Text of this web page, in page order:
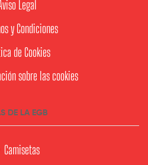
Legal
y Condiciones
de Cookies
sobre las cookies
DE LA EGB
Camisetas